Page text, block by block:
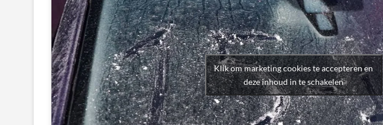
Klik om marketing cookies te accepteren en
deze inhoud in te schakelen